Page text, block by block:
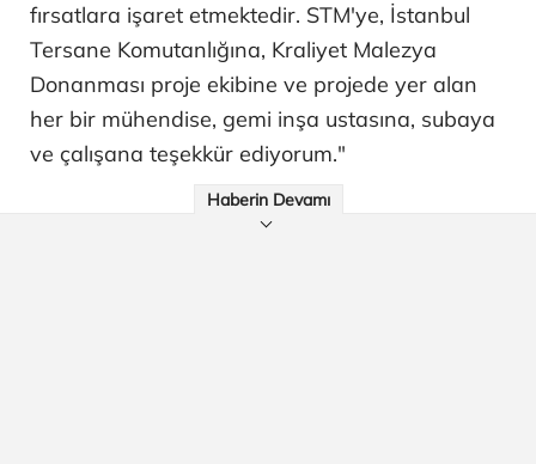
fırsatlara işaret etmektedir. STM'ye, İstanbul
Tersane Komutanlığına, Kraliyet Malezya
Donanması proje ekibine ve projede yer alan
her bir mühendise, gemi inşa ustasına, subaya
ve çalışana teşekkür ediyorum."
Haberin Devamı